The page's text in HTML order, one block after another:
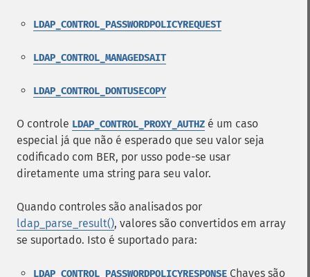
LDAP_CONTROL_PASSWORDPOLICYREQUEST
LDAP_CONTROL_MANAGEDSAIT
LDAP_CONTROL_DONTUSECOPY
O controle LDAP_CONTROL_PROXY_AUTHZ é um caso
especial já que não é esperado que seu valor seja
codificado com BER, por usso pode-se usar
diretamente uma string para seu valor.
Quando controles são analisados por
ldap_parse_result(), valores são convertidos em array
se suportado. Isto é suportado para:
LDAP_CONTROL_PASSWORDPOLICYRESPONSE Chaves são